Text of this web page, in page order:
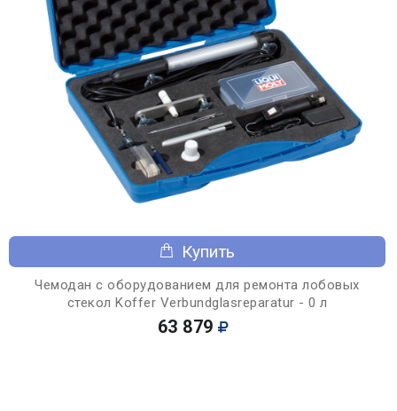
Купить
Чемодан с оборудованием для ремонта лобовых
стекол Koffer Verbundglasreparatur - 0 л
63 879